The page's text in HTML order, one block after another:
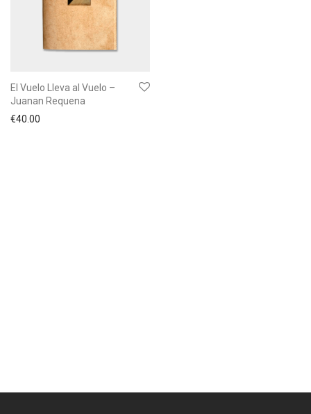
El Vuelo Lleva al Vuelo –
Juanan Requena
€40.00